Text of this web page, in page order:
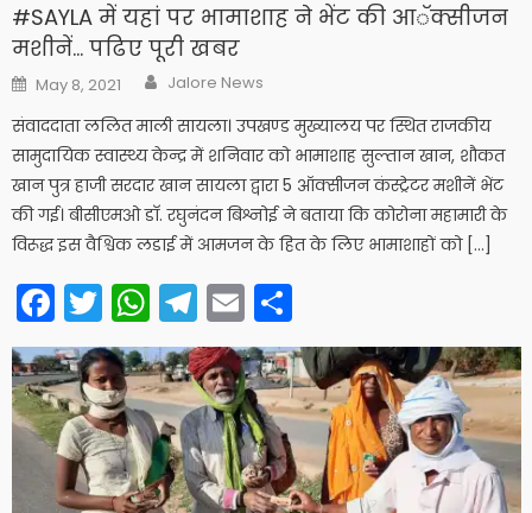
#SAYLA में यहां पर भामाशाह ने भेंट की आॅक्सीजन
मशीनें… पढिए पूरी खबर
Posted
on
May 8, 2021 Author
Jalore News
संवाददाता ललित माली सायला। उपखण्ड मुख्यालय पर स्थित राजकीय
सामुदायिक स्वास्थ्य केन्द्र में शनिवार को भामाशाह सुल्तान खान, शौकत
खान पुत्र हाजी सरदार खान सायला द्वारा 5 ऑक्सीजन कंस्ट्रेटर मशीनें भेंट
की गई। बीसीएमओ डाॅ. रघुनंदन बिश्नोई ने बताया कि कोरोना महामारी के
विरूद्ध इस वैश्विक लडाई में आमजन के हित के लिए भामाशाहों को […]
Facebook
Twitter
WhatsApp
Telegram
Email